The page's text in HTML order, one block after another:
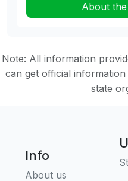
About
Note: All information
can get official
state
Info
About us